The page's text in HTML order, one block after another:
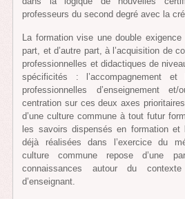
professeurs du second degré avec la
La formation vise une double
part, et d’autre part, à l’acquisition de
professionnelles et didactiques de
spécificités : l’accompagnement et
professionnelles d’enseignement
centration sur ces deux axes
d’une culture commune à tout futur
les savoirs dispensés en formation et
déjà réalisées dans l’exercice du
culture commune repose d’une
connaissances autour du
d’enseignant.